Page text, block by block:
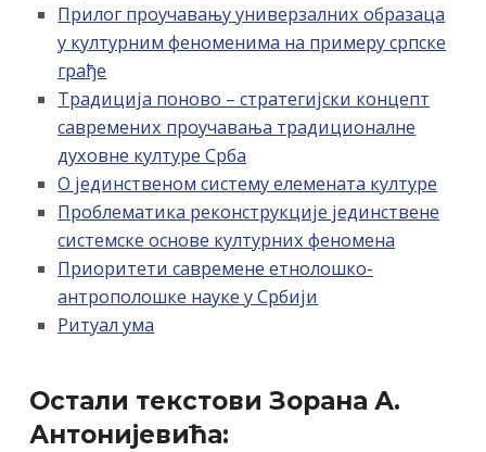
Прилог проучавању универзалних образаца
у културним феноменима на примеру српске
грађе
Традиција поново – стратегијски концепт
савремених проучавања традиционалне
духовне културе Срба
О јединственом систему елемената културе
Проблематика реконструкције јединствене
системске основе културних феномена
Приоритети савремене етнолошко-
антрополошке науке у Србији
Ритуал ума
Остали текстови Зорана А.
Антонијевића: